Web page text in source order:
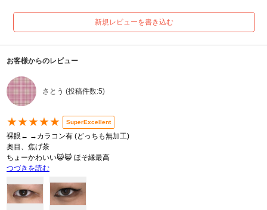
新規レビューを書き込む
お客様からのレビュー
さとう (投稿件数:5)
★★★★★ SuperExcellent
裸眼← →カラコン有 (どっちも無加工)
奥目、焦げ茶
ちょーかわいい😸😸 ほそ縁最高
つづきを読む